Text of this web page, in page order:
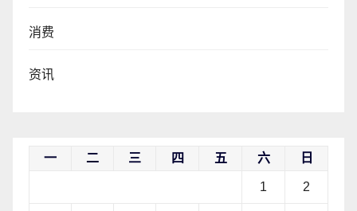
消费
资讯
一 二 三 四 五 六 日
1 2